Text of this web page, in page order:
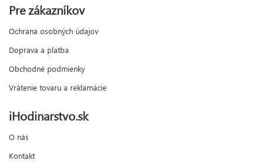
Pre zákazníkov
Ochrana osobných údajov
Doprava a platba
Obchodné podmienky
Vrátenie tovaru a reklamácie
iHodinarstvo.sk
O nás
Kontakt